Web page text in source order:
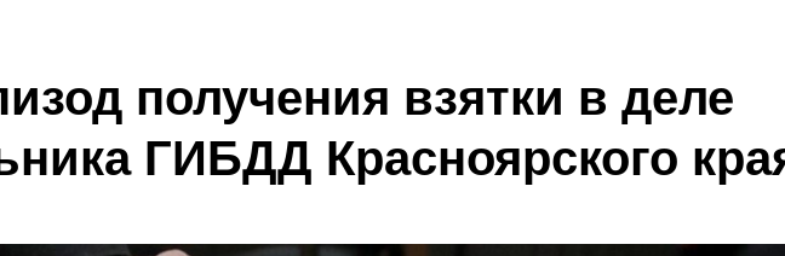
получения взятки в деле
ГИБДД Красноярского